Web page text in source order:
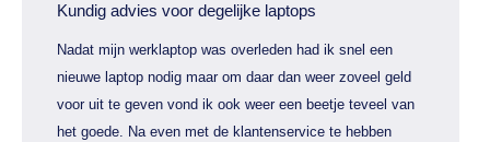
Kundig advies voor degelijke laptops
Nadat mijn werklaptop was overleden had ik snel een
nieuwe laptop nodig maar om daar dan weer zoveel geld
voor uit te geven vond ik ook weer een beetje teveel van
het goede. Na even met de klantenservice te hebben